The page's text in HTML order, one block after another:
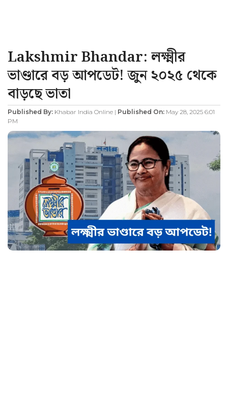
Lakshmir Bhandar: লক্ষ্মীর
ভাণ্ডারে বড় আপডেট! জুন ২০২৫ থেকে
বাড়ছে ভাতা
Published By: Khabar India Online | Published On: May 28, 2025 6:01
PM